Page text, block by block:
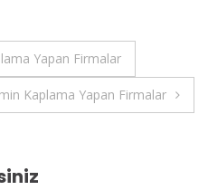
Yapan Firmalar
Kaplama Yapan Firmalar